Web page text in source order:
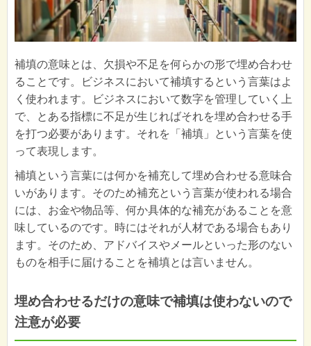
補填の意味とは、欠損や不足を何らかの形で埋め合わせ
ることです。ビジネスにおいて補填するという言葉はよ
く使われます。ビジネスにおいて数字を管理していく上
で、とある指標に不足が生じればそれを埋め合わせる手
を打つ必要があります。それを「補填」という言葉を使
って表現します。
補填という言葉には何かを補充して埋め合わせる意味合
いがあります。そのため補充という言葉が使われる場合
には、お金や物品等、何か具体的な補充があることを意
味しているのです。時にはそれが人材である場合もあり
ます。そのため、アドバイスやメールといった形のない
ものを相手に届けることを補填とは言いません。
埋め合わせるだけの意味で補填は使わないので
注意が必要